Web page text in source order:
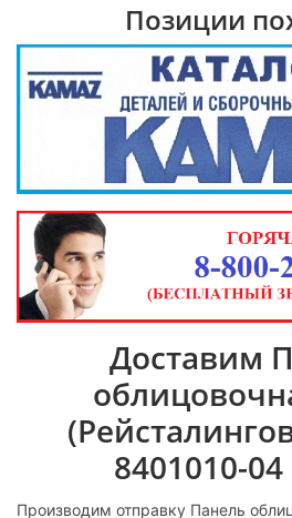
Позиции
Доставим
8401010-
Производим отправку Панель